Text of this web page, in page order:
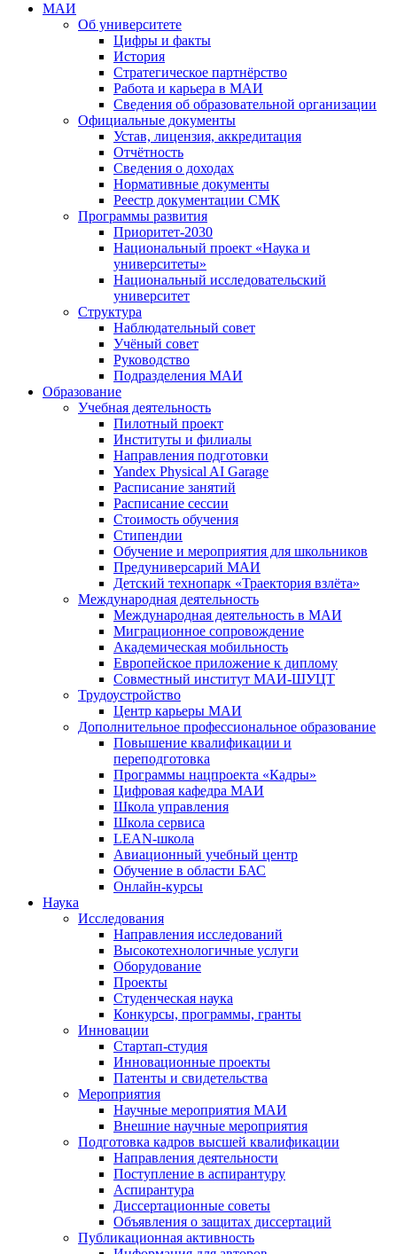
МАИ
Об университете
Цифры и факты
История
Стратегическое партнёрство
Работа и карьера в МАИ
Сведения об образовательной организации
Официальные документы
Устав, лицензия, аккредитация
Отчётность
Сведения о доходах
Нормативные документы
Реестр документации СМК
Программы развития
Приоритет-2030
Национальный проект «Наука и
университеты»
Национальный исследовательский
университет
Структура
Наблюдательный совет
Учёный совет
Руководство
Подразделения МАИ
Образование
Учебная деятельность
Пилотный проект
Институты и филиалы
Направления подготовки
Yandex Physical AI Garage
Расписание занятий
Расписание сессии
Стоимость обучения
Стипендии
Обучение и мероприятия для школьников
Предуниверсарий МАИ
Детский технопарк «Траектория взлёта»
Международная деятельность
Международная деятельность в МАИ
Миграционное сопровождение
Академическая мобильность
Европейское приложение к диплому
Совместный институт МАИ-ШУЦТ
Трудоустройство
Центр карьеры МАИ
Дополнительное профессиональное образование
Повышение квалификации и
переподготовка
Программы нацпроекта «Кадры»
Цифровая кафедра МАИ
Школа управления
Школа сервиса
LEAN-школа
Авиационный учебный центр
Обучение в области БАС
Онлайн-курсы
Наука
Исследования
Направления исследований
Высокотехнологичные услуги
Оборудование
Проекты
Студенческая наука
Конкурсы, программы, гранты
Инновации
Стартап-студия
Инновационные проекты
Патенты и свидетельства
Мероприятия
Научные мероприятия МАИ
Внешние научные мероприятия
Подготовка кадров высшей квалификации
Направления деятельности
Поступление в аспирантуру
Аспирантура
Диссертационные советы
Объявления о защитах диссертаций
Публикационная активность